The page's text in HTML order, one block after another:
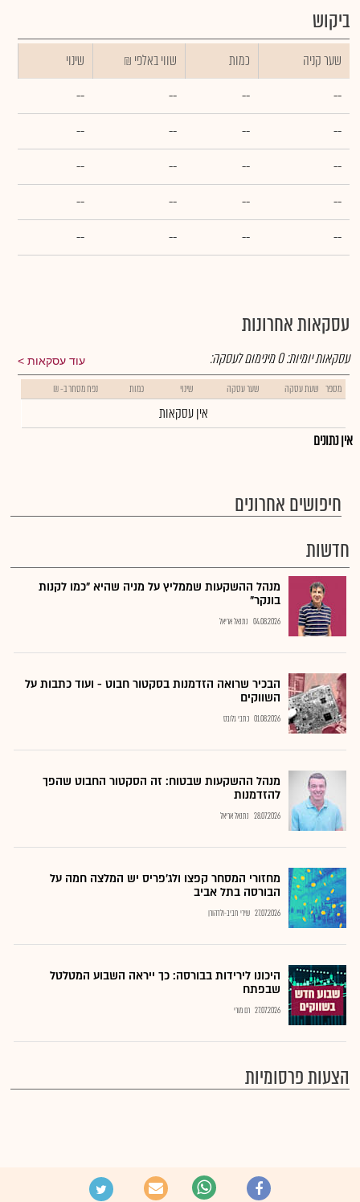
ביקוש
שער קניה כמות ₪ שווי באלפי
שינוי
--
--
--
--
--
--
--
--
--
--
--
--
--
--
--
--
--
--
--
--
עסקאות אחרונות
עוד עסקאות עסקאות יומיות:0מינימום לעסקה:
מספר שעת עסקה שער עסקה שינוי כמות נפח מסחר ב- ₪
אין עסקאות
אין נתונים
חיפושים אחרונים
חדשות
מנהל ההשקעות שממליץ על מניה שהיא "כמו לקנות
בונקר"
04.08.2026 נתנאל אריאל
הבכיר שרואה הזדמנות בסקטור חבוט - ועוד כתבות על
השווקים
01.08.2026 כתבי גלובס
מנהל ההשקעות שבטוח: זה הסקטור החבוט שהפך
להזדמנות
28.07.2026 נתנאל אריאל
מחזורי המסחר קפצו ולג'פריס יש המלצה חמה על
הבורסה בתל אביב
27.07.2026 שירי חביב-ולדהורן
היכונו לירידות בבורסה: כך ייראה השבוע המטלטל
שבפתח
27.07.2026 רם מורי
הצעות פרסומיות